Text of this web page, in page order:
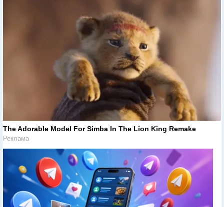
The Adorable Model For Simba In The Lion King Remake
Реклама